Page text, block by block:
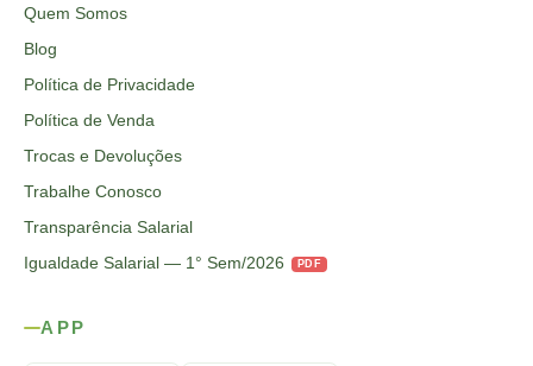
Quem Somos
Blog
Política de Privacidade
Política de Venda
Trocas e Devoluções
Trabalhe Conosco
Transparência Salarial
Igualdade Salarial — 1° Sem/2026
PDF
APP